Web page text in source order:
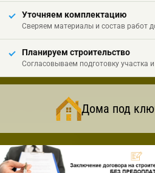
Уточняем комплектацию
Сверяем материалы и состав работ
Планируем строительство
Согласовываем подготовку участка
Дома под